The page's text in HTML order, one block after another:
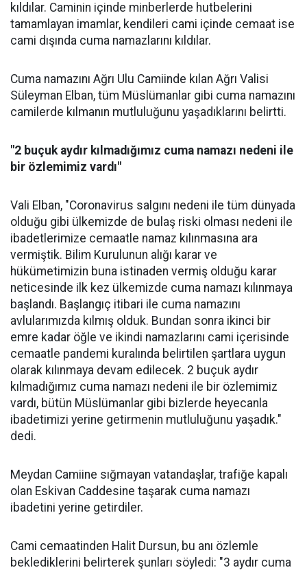
kıldılar. Caminin içinde minberlerde hutbelerini
tamamlayan imamlar, kendileri cami içinde cemaat ise
cami dışında cuma namazlarını kıldılar.
Cuma namazını Ağrı Ulu Camiinde kılan Ağrı Valisi
Süleyman Elban, tüm Müslümanlar gibi cuma namazını
camilerde kılmanın mutluluğunu yaşadıklarını belirtti.
"2 buçuk aydır kılmadığımız cuma namazı nedeni ile
bir özlemimiz vardı"
Vali Elban, "Coronavirus salgını nedeni ile tüm dünyada
olduğu gibi ülkemizde de bulaş riski olması nedeni ile
ibadetlerimize cemaatle namaz kılınmasına ara
vermiştik. Bilim Kurulunun alığı karar ve
hükümetimizin buna istinaden vermiş olduğu karar
neticesinde ilk kez ülkemizde cuma namazı kılınmaya
başlandı. Başlangıç itibari ile cuma namazını
avlularımızda kılmış olduk. Bundan sonra ikinci bir
emre kadar öğle ve ikindi namazlarını cami içerisinde
cemaatle pandemi kuralında belirtilen şartlara uygun
olarak kılınmaya devam edilecek. 2 buçuk aydır
kılmadığımız cuma namazı nedeni ile bir özlemimiz
vardı, bütün Müslümanlar gibi bizlerde heyecanla
ibadetimizi yerine getirmenin mutluluğunu yaşadık."
dedi.
Meydan Camiine sığmayan vatandaşlar, trafiğe kapalı
olan Eskivan Caddesine taşarak cuma namazı
ibadetini yerine getirdiler.
Cami cemaatinden Halit Dursun, bu anı özlemle
beklediklerini belirterek şunları söyledi: "3 aydır cuma